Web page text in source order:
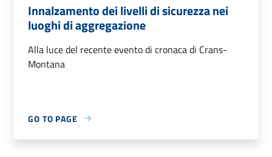
Innalzamento dei livelli di sicurezza nei
luoghi di aggregazione
Alla luce del recente evento di cronaca di Crans-
Montana
GO TO PAGE